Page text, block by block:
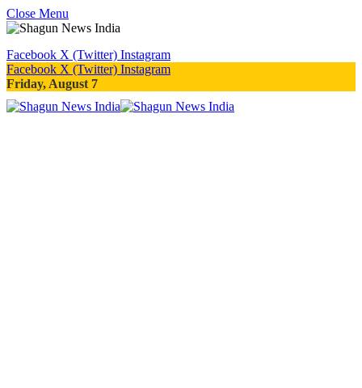
Close Menu
Facebook X (Twitter) Instagram
Facebook X (Twitter) Instagram
Friday, August 7